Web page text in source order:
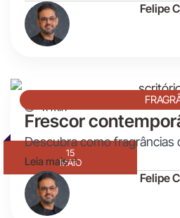
Felipe
15
MAIO
11 min
Frescor
Descubra como fragrâncias
Leia mais
Felipe